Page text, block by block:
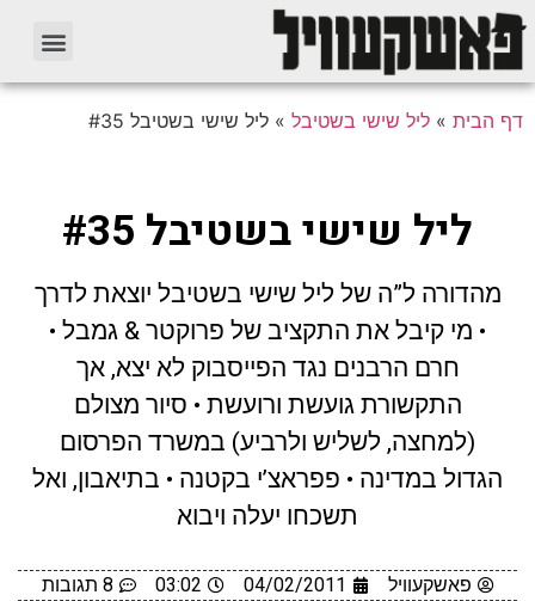
דף הבית » ליל שישי בשטיבל » ליל שישי בשטיבל #35
ליל שישי בשטיבל #35
מהדורה ל”ה של ליל שישי בשטיבל יוצאת לדרך
• מי קיבל את התקציב של פרוקטר & גמבל •
חרם הרבנים נגד הפייסבוק לא יצא, אך
התקשורת גועשת ורועשת • סיור מצולם
(למחצה, לשליש ולרביע) במשרד הפרסום
הגדול במדינה • פפראצ’י בקטנה • בתיאבון, ואל
תשכחו יעלה ויבוא
פאשקעוויל 04/02/2011
03:02 8 תגובות